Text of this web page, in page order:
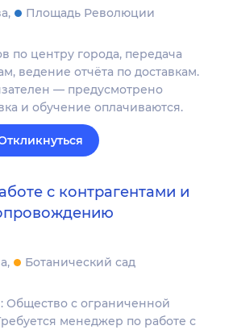
Площадь Революции
по центру города, передача
ведение отчёта по доставкам.
— предусмотрено
и обучение оплачиваются.
с контрагентами и
Ботанический сад
Общество с ограниченной
менеджер по работе с